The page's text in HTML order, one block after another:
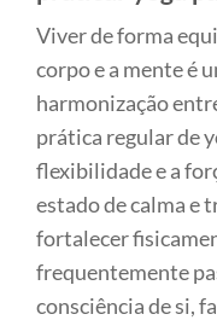
Viver de forma
corpo e a mente é
harmonização
prática regular de
flexibilidade e a
estado de calma e
fortalecer
frequentemente
consciência de si,